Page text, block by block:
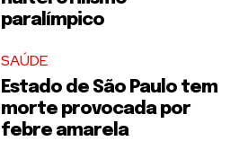
paralímpico
SAÚDE
Estado de São Paulo tem
morte provocada por
febre amarela